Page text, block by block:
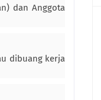
dan Anggota
dibuang kerja